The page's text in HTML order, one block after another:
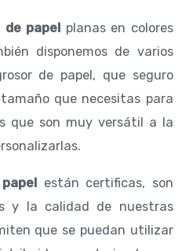
de papel planas en colores
disponemos de varios
de papel, que seguro
que necesitas para
que son muy versátil a la
están certificas, son
y la calidad de nuestras
que se puedan utilizar